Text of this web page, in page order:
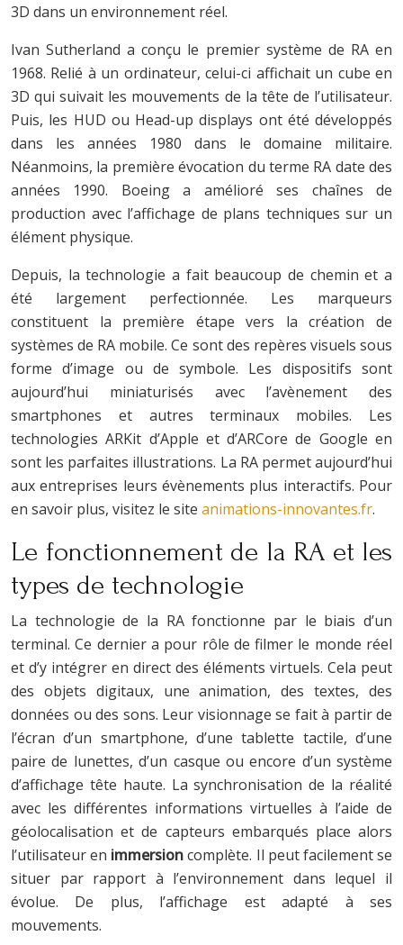
3D dans un environnement réel.
Ivan Sutherland a conçu le premier système de RA en
1968. Relié à un ordinateur, celui-ci affichait un cube en
3D qui suivait les mouvements de la tête de l’utilisateur.
Puis, les HUD ou Head-up displays ont été développés
dans les années 1980 dans le domaine militaire.
Néanmoins, la première évocation du terme RA date des
années 1990. Boeing a amélioré ses chaînes de
production avec l’affichage de plans techniques sur un
élément physique.
Depuis, la technologie a fait beaucoup de chemin et a
été largement perfectionnée. Les marqueurs
constituent la première étape vers la création de
systèmes de RA mobile. Ce sont des repères visuels sous
forme d’image ou de symbole. Les dispositifs sont
aujourd’hui miniaturisés avec l’avènement des
smartphones et autres terminaux mobiles. Les
technologies ARKit d’Apple et d’ARCore de Google en
sont les parfaites illustrations. La RA permet aujourd’hui
aux entreprises leurs évènements plus interactifs. Pour
en savoir plus, visitez le site animations-innovantes.fr.
Le fonctionnement de la RA et les
types de technologie
La technologie de la RA fonctionne par le biais d’un
terminal. Ce dernier a pour rôle de filmer le monde réel
et d’y intégrer en direct des éléments virtuels. Cela peut
des objets digitaux, une animation, des textes, des
données ou des sons. Leur visionnage se fait à partir de
l’écran d’un smartphone, d’une tablette tactile, d’une
paire de lunettes, d’un casque ou encore d’un système
d’affichage tête haute. La synchronisation de la réalité
avec les différentes informations virtuelles à l’aide de
géolocalisation et de capteurs embarqués place alors
l’utilisateur en immersioncomplète. Il peut facilement se
situer par rapport à l’environnement dans lequel il
évolue. De plus, l’affichage est adapté à ses
mouvements.